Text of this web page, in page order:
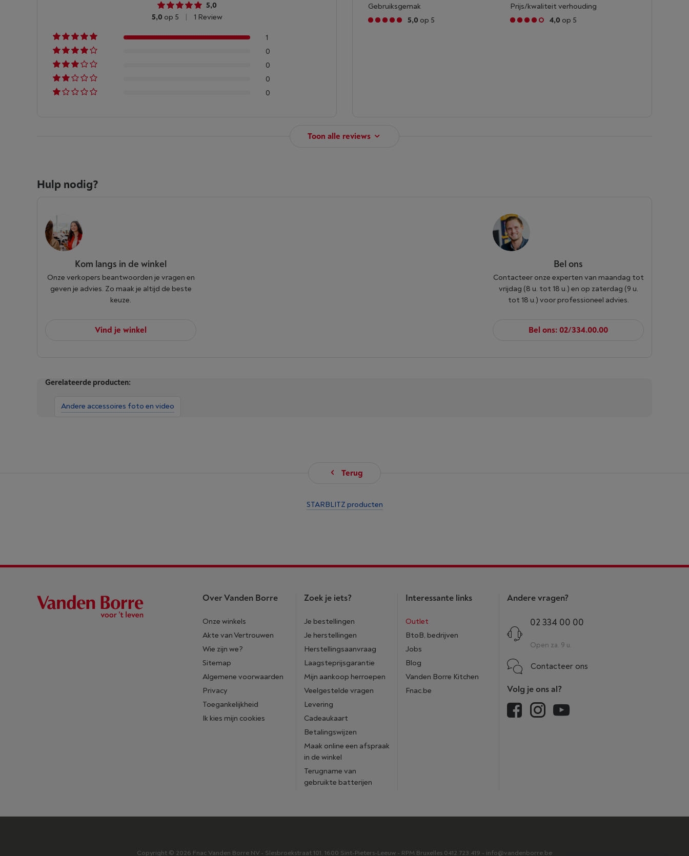
5,0
5,0 op 5 1 Review
1
0
0
0
0
Gebruiksgemak
5,0 op 5
Prijs/kwaliteit verhouding
4,0 op 5
Toon alle reviews
Hulp nodig?
Kom langs in de winkel
Onze verkopers beantwoorden je vragen en
geven je advies. Zo maak je altijd de beste
keuze.
Vind je winkel
Bel ons
Contacteer onze experten van maandag tot
vrijdag (8 u. tot 18 u.) en op zaterdag (9 u.
tot 18 u.) voor professioneel advies.
Bel ons: 02/334.00.00
Gerelateerde producten:
Andere accessoires foto en video
Terug
STARBLITZ producten
Over Vanden Borre
Onze winkels
Akte van Vertrouwen
Wie zijn we?
Sitemap
Algemene voorwaarden
Privacy
Toegankelijkheid
Ik kies mijn cookies
Zoek je iets?
Je bestellingen
Je herstellingen
Herstellingsaanvraag
Laagsteprijsgarantie
Mijn aankoop herroepen
Veelgestelde vragen
Levering
Cadeaukaart
Betalingswijzen
Maak online een afspraak
in de winkel
Terugname van
gebruikte batterijen
Interessante links
Outlet
BtoB, bedrijven
Jobs
Blog
Vanden Borre Kitchen
Fnac.be
Andere vragen?
02 334 00 00
Open za. 9 u.
Contacteer ons
Volg je ons al?
Copyright © 2026 Fnac Vanden Borre NV - Slesbroekstraat 101, 1600 Sint-Pieters-Leeuw - RPM Bruxelles 0412.723.419 - info@vandenborre.be